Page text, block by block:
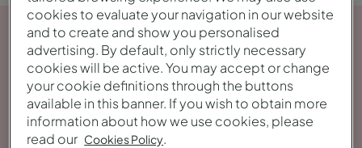
cookies to evaluate your navigation in our website
and to create and show you personalised
advertising. By default, only strictly necessary
cookies will be active. You may accept or change
your cookie definitions through the buttons
available in this banner. If you wish to obtain more
information about how we use cookies, please
read our Cookies Policy.